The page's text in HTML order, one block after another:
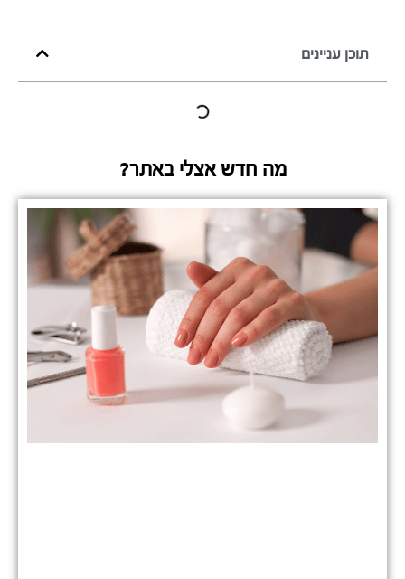
תוכן עניינים
מה חדש אצלי באתר?